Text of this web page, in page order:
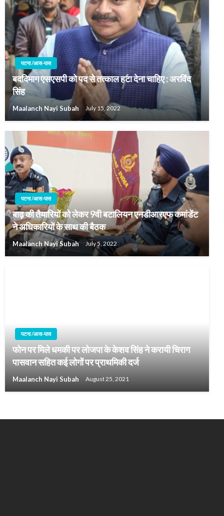
पटना /आस-पास
बददिमाग एसएसपी को पद से तत्काल हटा देना चाहिए : अरविंद
सिंह
Maalanch Nayi Subah July 15, 2022
पटना /आस-पास
बाढ़ की तैयारियों को लेकर 9वी बटालियन एनडीआरएफ कमांडेंट
ने अधिकारियों के साथ की बैठक
Maalanch Nayi Subah July 5, 2022
पटना /आस-पास
फोन पर मिले धमकी पर लोजपा के केशव सिंह ने करायी चिराग
पासवान सहित कई लोगों पर प्राथमिकी दर्ज
Maalanch Nayi Subah August 25, 2021